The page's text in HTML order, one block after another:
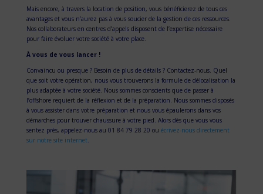
Mais encore, à travers la location de position, vous bénéficierez de tous ces
avantages et vous n’aurez pas à vous soucier de la gestion de ces ressources.
Nos collaborateurs en centres d’appels disposent de l’expertise nécessaire
pour faire évoluer votre société à votre place.
À vous de vous lancer !
Convaincu ou presque ? Besoin de plus de détails ? Contactez-nous. Quel
que soit votre opération, nous vous trouverons la formule de délocalisation la
plus adaptée à votre société. Nous sommes conscients que de passer à
l’offshore requiert de la réflexion et de la préparation. Nous sommes disposés
à vous assister dans votre préparation et nous vous épaulerons dans vos
démarches pour trouver chaussure à votre pied. Alors dès que vous vous
sentez près, appelez-nous au 01 84 79 28 20 ou écrivez-nous directement
sur notre site internet